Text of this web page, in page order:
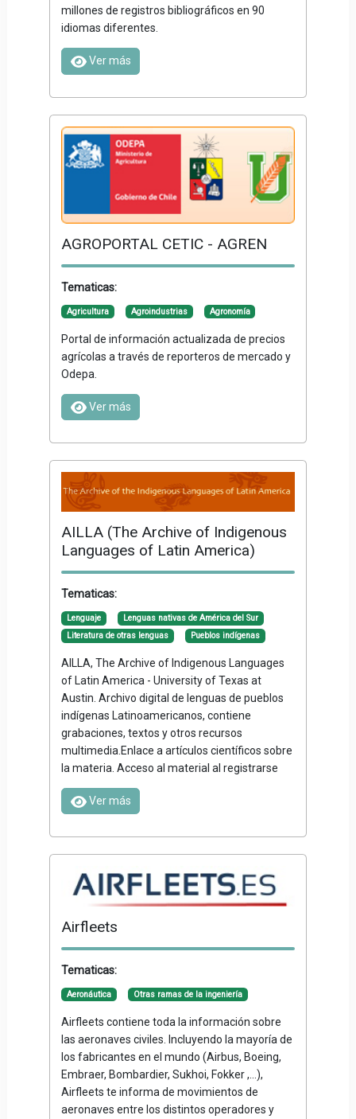
millones de registros bibliográficos en 90
idiomas diferentes.
Ver más
AGROPORTAL CETIC - AGREN
Tematicas:
Agricultura Agroindustrias Agronomía
Portal de información actualizada de precios
agrícolas a través de reporteros de mercado y
Odepa.
Ver más
AILLA (The Archive of Indigenous
Languages of Latin America)
Tematicas:
Lenguaje
Lenguas nativas de América del Sur
Literatura de otras lenguas
Pueblos indígenas
AILLA, The Archive of Indigenous Languages
of Latin America - University of Texas at
Austin. Archivo digital de lenguas de pueblos
indígenas Latinoamericanos, contiene
grabaciones, textos y otros recursos
multimedia.Enlace a artículos científicos sobre
la materia. Acceso al material al registrarse
Ver más
Airfleets
Tematicas:
Aeronáutica Otras ramas de la ingeniería
Airfleets contiene toda la información sobre
las aeronaves civiles. Incluyendo la mayoría de
los fabricantes en el mundo (Airbus, Boeing,
Embraer, Bombardier, Sukhoi, Fokker ,...),
Airfleets te informa de movimientos de
aeronaves entre los distintos operadores y